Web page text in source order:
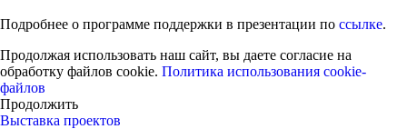
Подробнее о программе поддержки в презентации по ссылке.
Продолжая использовать наш сайт, вы даете согласие на
обработку файлов cookie. Политика использования cookie-
файлов
Продолжить
Выставка проектов